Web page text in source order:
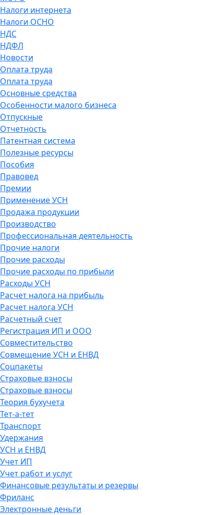
Налоги интернета
Налоги ОСНО
НДС
НДФЛ
Новости
Оплата труда
Оплата труда
Основные средства
Особенности малого бизнеса
Отпускные
Отчетность
Патентная система
Полезные ресурсы
Пособия
Правовед
Премии
Применение УСН
Продажа продукции
Производство
Профессиональная деятельность
Прочие налоги
Прочие расходы
Прочие расходы по прибыли
Расходы УСН
Расчет налога на прибыль
Расчет налога УСН
Расчетный счет
Регистрация ИП и ООО
Совместительство
Совмещение УСН и ЕНВД
Соцпакеты
Страховые взносы
Страховые взносы
Теория бухучета
Тет-а-тет
Транспорт
Удержания
УСН и ЕНВД
Учет ИП
Учет работ и услуг
Финансовые результаты и резервы
Фриланс
Электронные деньги